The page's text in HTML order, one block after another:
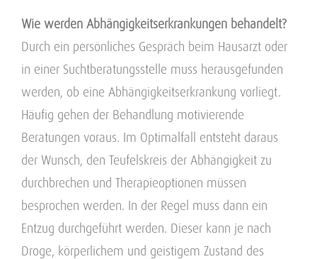
Wie werden Abhängigkeitserkrankungen behandelt?
Durch ein persönliches Gespräch beim Hausarzt oder
in einer Suchtberatungsstelle muss herausgefunden
werden, ob eine Abhängigkeitserkrankung vorliegt.
Häufig gehen der Behandlung motivierende
Beratungen voraus. Im Optimalfall entsteht daraus
der Wunsch, den Teufelskreis der Abhängigkeit zu
durchbrechen und Therapieoptionen müssen
besprochen werden. In der Regel muss dann ein
Entzug durchgeführt werden. Dieser kann je nach
Droge, körperlichem und geistigem Zustand des